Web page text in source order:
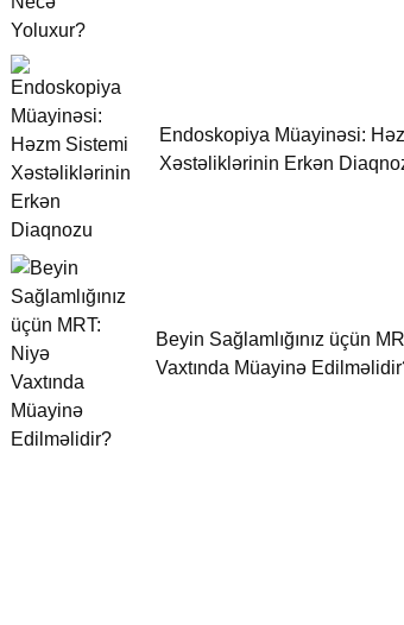
Endoskopiya Müayinəsi:
Xəstəliklərinin Erkən
Beyin Sağlamlığınız üçün
Vaxtında Müayinə